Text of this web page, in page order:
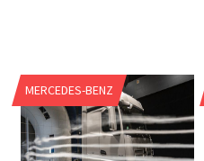
MERCEDES-BENZ